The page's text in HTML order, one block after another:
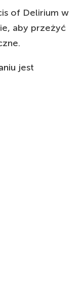
of Delirium w
aby przeżyć
jest